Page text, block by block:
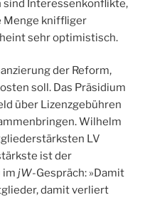
sind Interessenkonflikte,
Menge kniffliger
sehr optimistisch.
der Reform,
soll. Das Präsidium
über Lizenzgebühren
Wilhelm
LV
ist der
im jW-Gespräch: »Damit
damit verliert